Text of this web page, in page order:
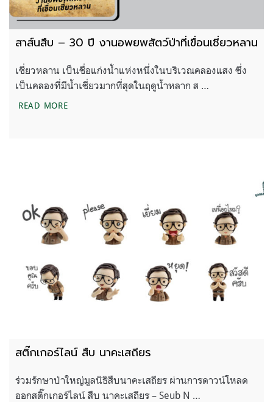
สาส์นสืบ – 30 ปี งานอพยพสัตว์ป่าที่เขื่อนเชี่ยวหลาน
เชี่ยวหลาน เป็นชื่อแก่งน้ำแห่งหนึ่งในบริเวณคลองแสง ซึ่ง
เป็นคลองที่มีน้ำเชี่ยวมากที่สุดในฤดูน้ำหลาก ส …
READ MOREสาส์นสืบ – 30 ปี งานอพยพสัตว์ป่าที่เขื่อนเชี่ยวหลาน
สติ๊กเกอร์ไลน์ สืบ นาคะเสถียร
ร่วมรักษาป่าใหญ่มูลนิธิสืบนาคะเสถียร ผ่านการดาวน์โหลด
ออกสติ๊กเกอร์ไลน์ สืบ นาคะเสถียร – Seub N …